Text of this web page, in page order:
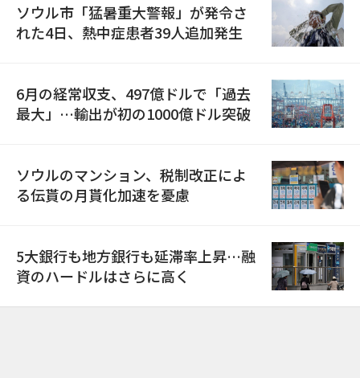
ソウル市「猛暑重大警報」が発令さ
れた4日、熱中症患者39人追加発生
6月の経常収支、497億ドルで「過去
最大」…輸出が初の1000億ドル突破
ソウルのマンション、税制改正によ
る伝貰の月貰化加速を憂慮
5大銀行も地方銀行も延滞率上昇…融
資のハードルはさらに高く